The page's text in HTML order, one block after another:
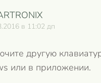
в 11:02 дп
другую
или в приложении.